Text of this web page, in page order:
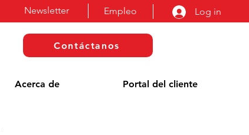
Empleo Log in
Newsletter
Contáctanos
Acerca de Portal del cliente